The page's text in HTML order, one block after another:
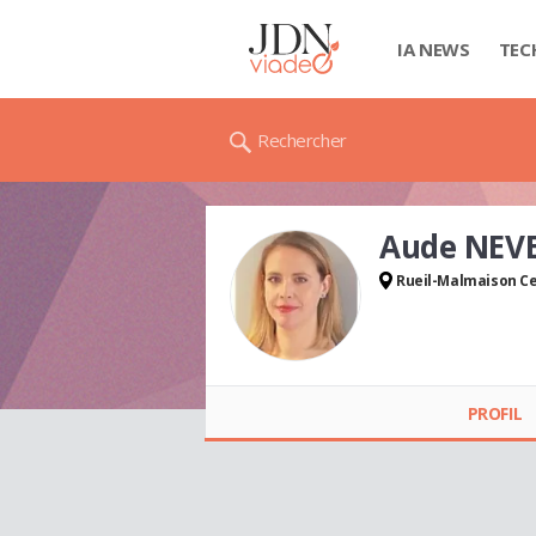
IA NEWS
Rechercher
Aude
Rueil-Malmaison
PROFIL